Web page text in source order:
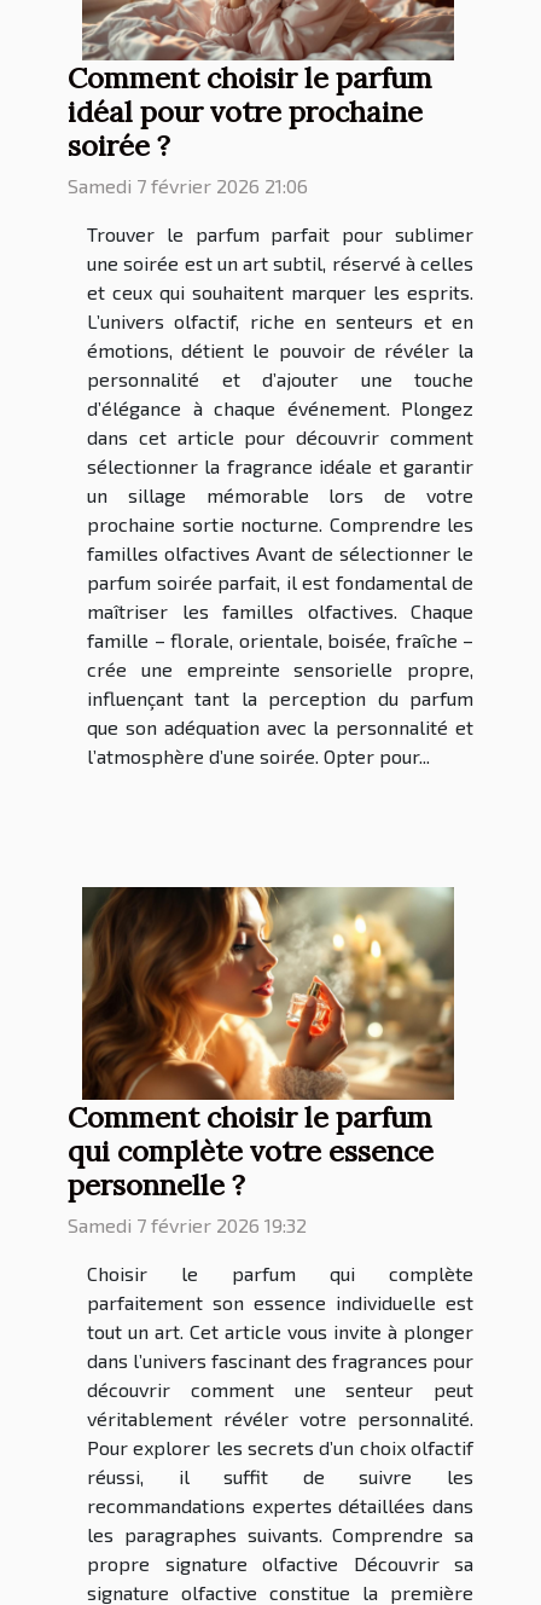
Comment choisir le parfum
idéal pour votre prochaine
soirée ?
Samedi 7 février 2026 21:06
Trouver le parfum parfait pour sublimer
une soirée est un art subtil, réservé à celles
et ceux qui souhaitent marquer les esprits.
L’univers olfactif, riche en senteurs et en
émotions, détient le pouvoir de révéler la
personnalité et d’ajouter une touche
d’élégance à chaque événement. Plongez
dans cet article pour découvrir comment
sélectionner la fragrance idéale et garantir
un sillage mémorable lors de votre
prochaine sortie nocturne. Comprendre les
familles olfactives Avant de sélectionner le
parfum soirée parfait, il est fondamental de
maîtriser les familles olfactives. Chaque
famille – florale, orientale, boisée, fraîche –
crée une empreinte sensorielle propre,
influençant tant la perception du parfum
que son adéquation avec la personnalité et
l’atmosphère d’une soirée. Opter pour...
Comment choisir le parfum
qui complète votre essence
personnelle ?
Samedi 7 février 2026 19:32
Choisir le parfum qui complète
parfaitement son essence individuelle est
tout un art. Cet article vous invite à plonger
dans l’univers fascinant des fragrances pour
découvrir comment une senteur peut
véritablement révéler votre personnalité.
Pour explorer les secrets d’un choix olfactif
réussi, il suffit de suivre les
recommandations expertes détaillées dans
les paragraphes suivants. Comprendre sa
propre signature olfactive Découvrir sa
signature olfactive constitue la première